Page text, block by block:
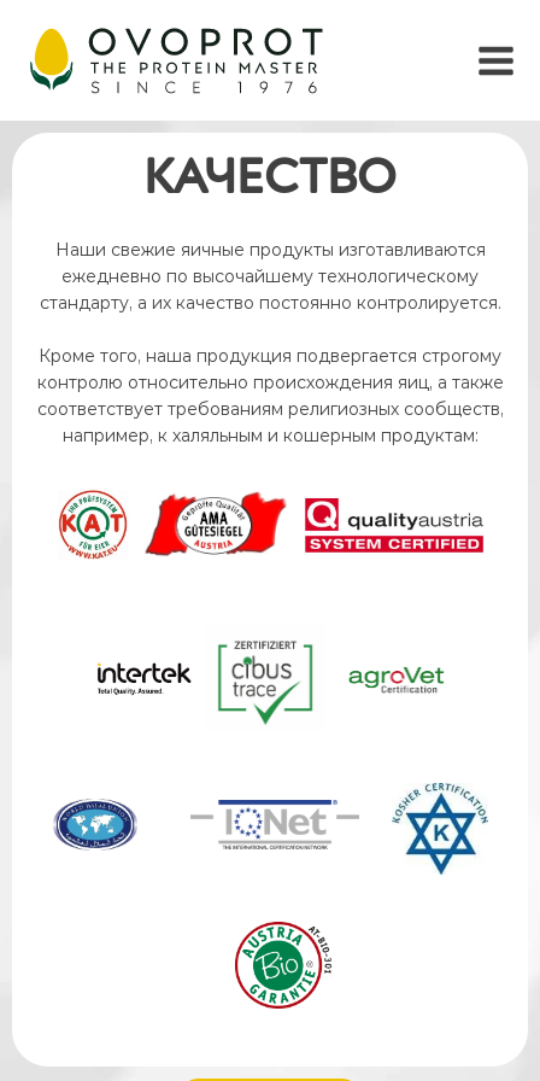
КАЧЕСТВО
Наши свежие яичные продукты изготавливаются
ежедневно по высочайшему технологическому
стандарту, а их качество постоянно контролируется.
Кроме того, наша продукция подвергается строгому
контролю относительно происхождения яиц, а также
соответствует требованиям религиозных сообществ,
например, к халяльным и кошерным продуктам: